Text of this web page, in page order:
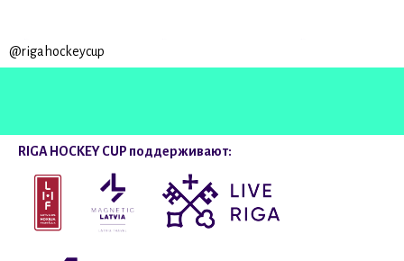
@rigahockeycup
RIGA HOCKEY CUP поддерживают: